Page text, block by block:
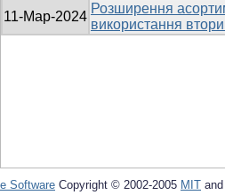
11-Мар-2024
Розширення
використання
Software Copyright © 2002-2005 MIT